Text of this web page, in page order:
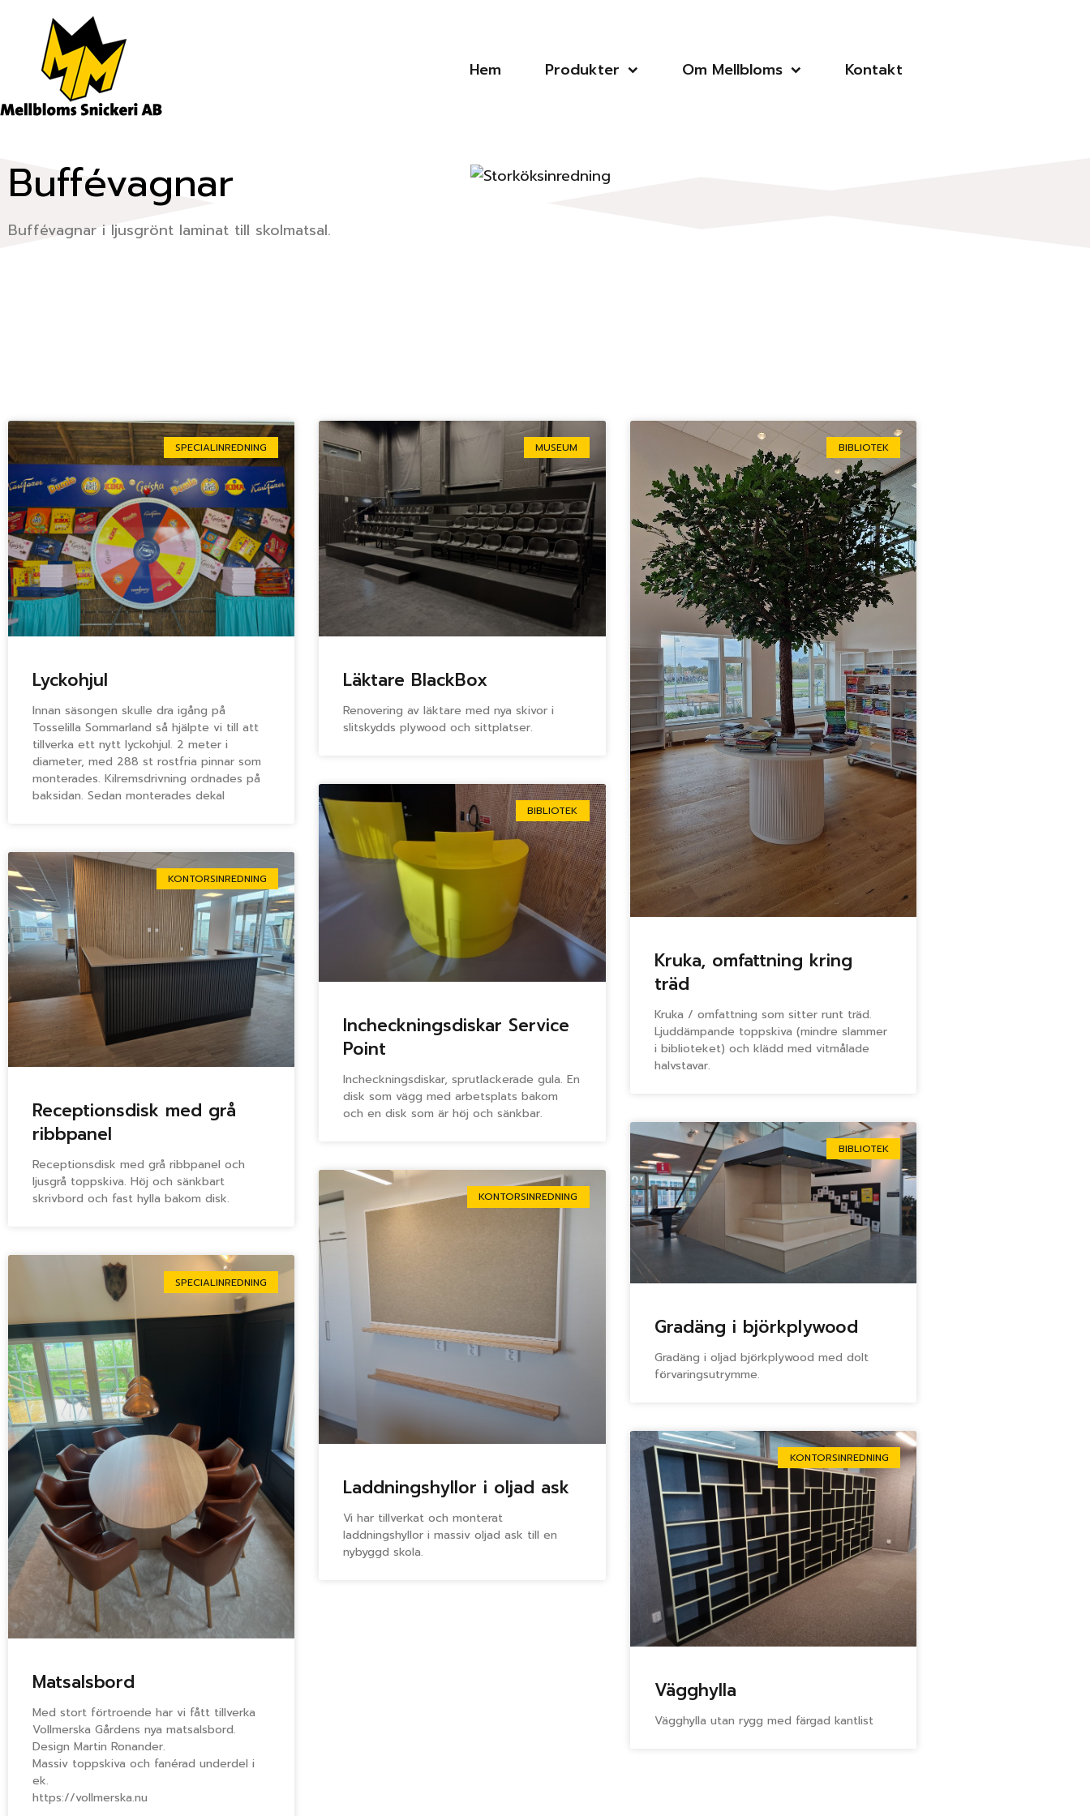
innehåll
Hem Produkter Om Mellbloms Kontakt
Buffévagnar
Buffévagnar i ljusgrönt laminat till skolmatsal.
SPECIALINREDNING
Lyckohjul
Innan säsongen skulle dra igång på
Tosselilla Sommarland så hjälpte vi till att
tillverka ett nytt lyckohjul. 2 meter i
diameter, med 288 st rostfria pinnar som
monterades. Kilremsdrivning ordnades på
baksidan. Sedan monterades dekal
MUSEUM
Läktare BlackBox
Renovering av läktare med nya skivor i
slitskydds plywood och sittplatser.
BIBLIOTEK
Kruka, omfattning kring
träd
Kruka / omfattning som sitter runt träd.
Ljuddämpande toppskiva (mindre slammer
i biblioteket) och klädd med vitmålade
halvstavar.
KONTORSINREDNING
Receptionsdisk med grå
ribbpanel
Receptionsdisk med grå ribbpanel och
ljusgrå toppskiva. Höj och sänkbart
skrivbord och fast hylla bakom disk.
BIBLIOTEK
Incheckningsdiskar Service
Point
Incheckningsdiskar, sprutlackerade gula. En
disk som vägg med arbetsplats bakom
och en disk som är höj och sänkbar.
BIBLIOTEK
Gradäng i björkplywood
Gradäng i oljad björkplywood med dolt
förvaringsutrymme.
SPECIALINREDNING
Matsalsbord
Med stort förtroende har vi fått tillverka
Vollmerska Gårdens nya matsalsbord.
Design Martin Ronander.
Massiv toppskiva och fanérad underdel i
ek.
https://vollmerska.nu
KONTORSINREDNING
Laddningshyllor i oljad ask
Vi har tillverkat och monterat
laddningshyllor i massiv oljad ask till en
nybyggd skola.
KONTORSINREDNING
Vägghylla
Vägghylla utan rygg med färgad kantlist
Sida Sida Sida Sida